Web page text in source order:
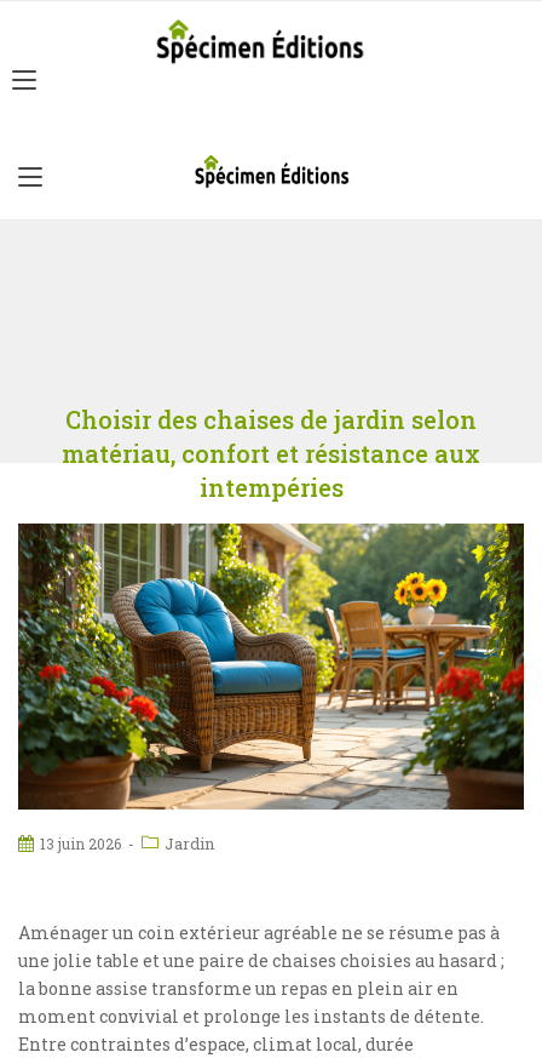
Choisir des chaises de jardin selon
matériau, confort et résistance aux
intempéries
13 juin 2026 Jardin
Aménager un coin extérieur agréable ne se résume pas à
une jolie table et une paire de chaises choisies au hasard ;
la bonne assise transforme un repas en plein air en
moment convivial et prolonge les instants de détente.
Entre contraintes d’espace, climat local, durée